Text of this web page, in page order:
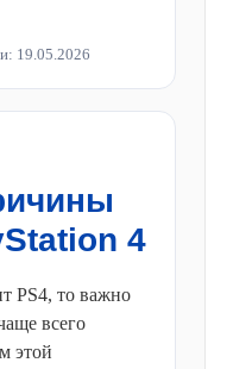
19.05.2026
4
PS4, то важно
всего
этой